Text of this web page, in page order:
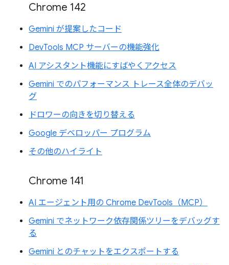
Chrome 142
Gemini が提案したコード
DevTools MCP サーバーの機能強化
AI アシスタント機能にすばやくアクセス
Gemini でのパフォーマンス トレース全体のデバッ
グ
ドロワーの向きを切り替える
Google デベロッパー プログラム
その他のハイライト
Chrome 141
AI エージェント用の Chrome DevTools（MCP）
Gemini でネットワーク依存関係ツリーをデバッグす
る
Gemini とのチャットをエクスポートする